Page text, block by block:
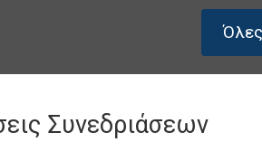
Συνεδριάσεων